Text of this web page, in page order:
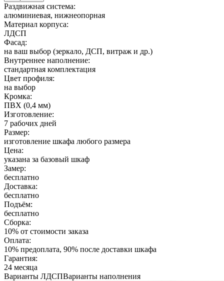
Раздвижная система:
алюминиевая, нижнеопорная
Материал корпуса:
ЛДСП
Фасад:
на ваш выбор (зеркало, ДСП, витраж и др.)
Внутреннее наполнение:
стандартная комплектация
Цвет профиля:
на выбор
Кромка:
ПВХ (0,4 мм)
Изготовление:
7 рабочих дней
Размер:
изготовление шкафа любого размера
Цена:
указана за базовый шкаф
Замер:
бесплатно
Доставка:
бесплатно
Подъём:
бесплатно
Сборка:
10% от стоимости заказа
Оплата:
10% предоплата, 90% после доставки шкафа
Гарантия:
24 месяца
Варианты ЛДСПВарианты наполнения